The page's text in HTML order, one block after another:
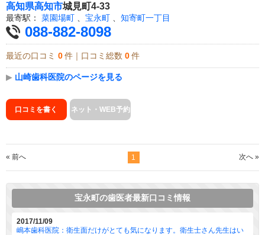
高知県高知市城見町4-33
最寄駅： 菜園場町 宝永町 知寄町一丁目
088-882-8098
最近の口コミ 0 件｜口コミ総数 0 件
▶ 山崎歯科医院のページを見る
口コミを書く ネット・WEB予約
« 前へ 1 次へ »
宝永町の歯医者最新口コミ情報
2017/11/09
嶋本歯科医院：衛生面だけがとても気になります。衛生士さん先生はい